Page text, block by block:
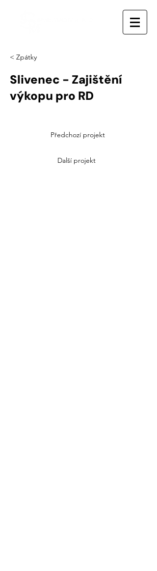
< Zpátky
Slivenec - Zajištění
výkopu pro RD
Předchozí projekt
Další projekt